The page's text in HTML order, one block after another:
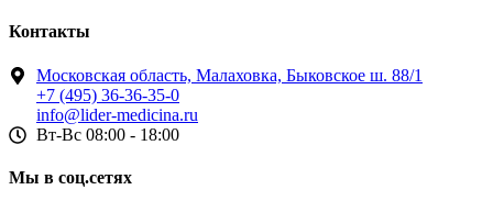
Контакты
Московская область, Малаховка, Быковское ш. 88/1
+7 (495) 36-36-35-0
info@lider-medicina.ru
Вт-Вс 08:00 - 18:00
Мы в соц.сетях